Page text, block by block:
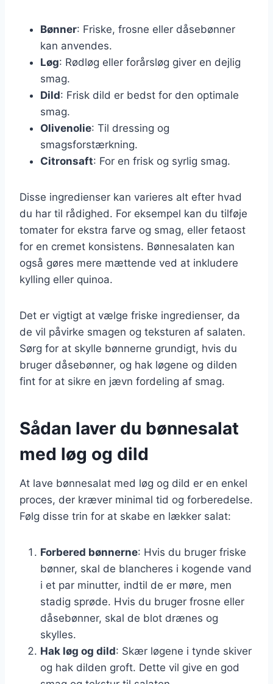
Bønner: Friske, frosne eller dåsebønner
kan anvendes.
Løg: Rødløg eller forårsløg giver en dejlig
smag.
Dild: Frisk dild er bedst for den optimale
smag.
Olivenolie: Til dressing og
smagsforstærkning.
Citronsaft: For en frisk og syrlig smag.
Disse ingredienser kan varieres alt efter hvad
du har til rådighed. For eksempel kan du tilføje
tomater for ekstra farve og smag, eller fetaost
for en cremet konsistens. Bønnesalaten kan
også gøres mere mættende ved at inkludere
kylling eller quinoa.
Det er vigtigt at vælge friske ingredienser, da
de vil påvirke smagen og teksturen af salaten.
Sørg for at skylle bønnerne grundigt, hvis du
bruger dåsebønner, og hak løgene og dilden
fint for at sikre en jævn fordeling af smag.
Sådan laver du bønnesalat
med løg og dild
At lave bønnesalat med løg og dild er en enkel
proces, der kræver minimal tid og forberedelse.
Følg disse trin for at skabe en lækker salat:
Forbered bønnerne: Hvis du bruger friske
bønner, skal de blancheres i kogende vand
i et par minutter, indtil de er møre, men
stadig sprøde. Hvis du bruger frosne eller
dåsebønner, skal de blot drænes og
skylles.
Hak løg og dild: Skær løgene i tynde skiver
og hak dilden groft. Dette vil give en god